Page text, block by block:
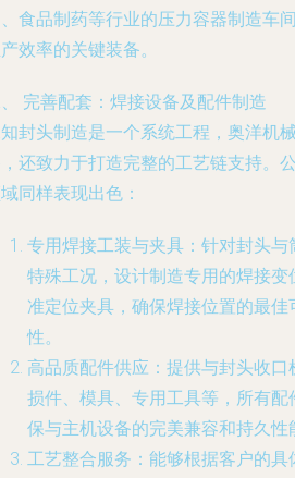
食品制药等行业的压力容器制造车
效率的关键装备。
完善配套：焊接设备及配件制造
封头制造是一个系统工程，奥洋机
还致力于打造完整的工艺链支持。
同样表现出色：
专用焊接工装与夹具 ：针对封头
特殊工况，设计制造专用的焊接
准定位夹具，确保焊接位置的最
性。
高品质配件供应 ：提供与封头收
损件、模具、专用工具等，所有
保与主机设备的完美兼容和持久性
工艺整合服务 ：能够根据客户的